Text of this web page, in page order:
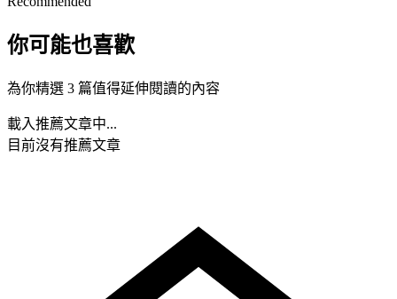
你可能也喜歡
為你精選 3 篇值得延伸閱讀的內容
載入推薦文章中...
目前沒有推薦文章